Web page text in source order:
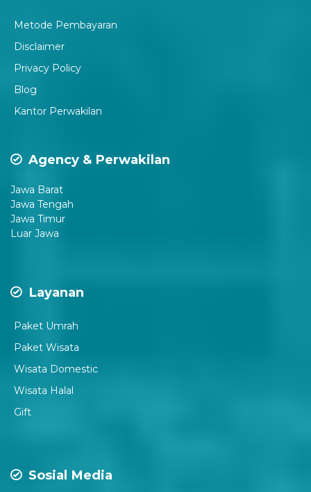
Metode Pembayaran
Disclaimer
Privacy Policy
Blog
Kantor Perwakilan
Agency & Perwakilan
Jawa Barat
Jawa Tengah
Jawa Timur
Luar Jawa
Layanan
Paket Umrah
Paket Wisata
Wisata Domestic
Wisata Halal
Gift
Sosial Media